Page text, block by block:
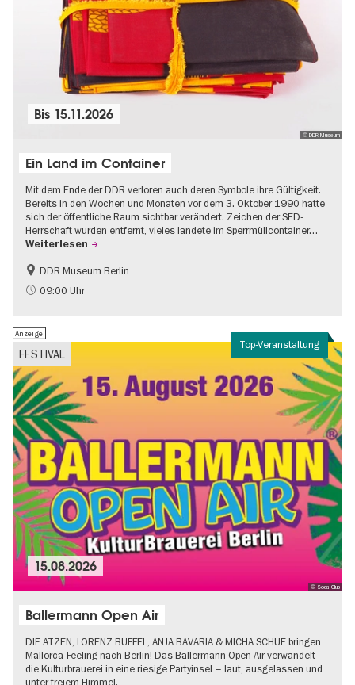
© DDR Museum
Bis 15.11.2026
Ein Land im Container
Mit dem Ende der DDR verloren auch deren Symbole ihre Gültigkeit.
Bereits in den Wochen und Monaten vor dem 3. Oktober 1990 hatte
sich der öffentliche Raum sichtbar verändert. Zeichen der SED-
Herrschaft wurden entfernt, vieles landete im Sperrmüllcontainer…
Weiterlesen
DDR-Geschichte
Politik & Gesellschaft
DDR Museum Berlin
09:00 Uhr
Top-Veranstaltung
FESTIVAL
Anzeige
© Soda Club
15.08.2026
Ballermann Open Air
DIE ATZEN, LORENZ BÜFFEL, ANJA BAVARIA & MICHA SCHUE bringen
Mallorca-Feeling nach Berlin! Das Ballermann Open Air verwandelt
die Kulturbrauerei in eine riesige Partyinsel – laut, ausgelassen und
unter freiem Himmel.